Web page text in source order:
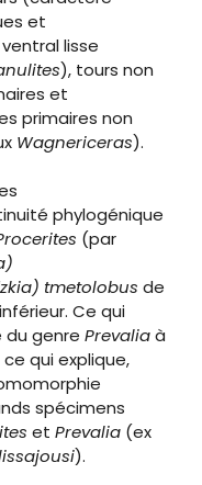
et
lisse
), tours non
et
primaires non
Wagnericeras).
phylogénique
(par
tmetolobus de
Ce qui
du genrePrevaliaà
qui explique,
spécimens
etPrevalia (ex
).